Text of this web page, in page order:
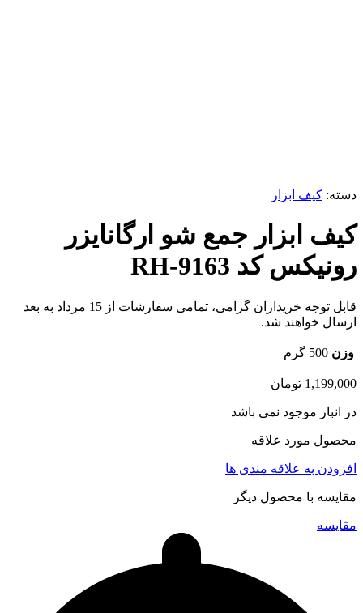
دسته: کیف ابزار
کیف ابزار جمع شو ارگانایزر
رونیکس کد RH-9163
قابل توجه خریداران گرامی، تمامی سفارشات از 15 مرداد به بعد
ارسال خواهند شد.
وزن 500 گرم
1,199,000 تومان
در انبار موجود نمی باشد
محصول مورد علاقه
افزودن به علاقه مندی ها
مقایسه با محصول دیگر
مقایسه